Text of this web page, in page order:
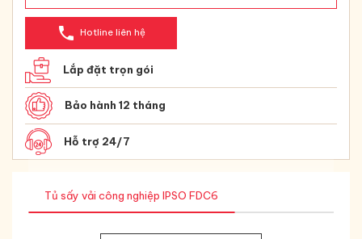
phone Hotline liên hệ
Lắp đặt trọn gói
Bảo hành 12 tháng
Hỗ trợ 24/7
Tủ sấy vải công nghiệp IPSO FDC6